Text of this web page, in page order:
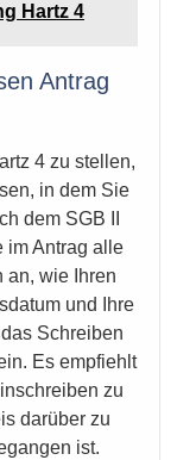
Hartz 4
Antrag
4 zu stellen,
in dem Sie
dem SGB II
im Antrag alle
an, wie Ihren
und Ihre
Schreiben
Es empfiehlt
zu
darüber zu
ist.